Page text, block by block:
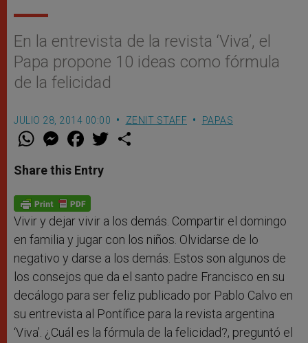
En la entrevista de la revista ‘Viva’, el
Papa propone 10 ideas como fórmula
de la felicidad
JULIO 28, 2014 00:00 ZENIT STAFF PAPAS
W
t
s
p
p
M
e
s
e
g
e
r
F
a
e
b
o
k
w
Share this Entry
Vivir y dejar vivir a los demás. Compartir el domingo
en familia y jugar con los niños. Olvidarse de lo
negativo y darse a los demás. Estos son algunos de
los consejos que da el santo padre Francisco en su
decálogo para ser feliz publicado por Pablo Calvo en
su entrevista al Pontífice para la revista argentina
‘Viva’. ¿Cuál es la fórmula de la felicidad?, preguntó el